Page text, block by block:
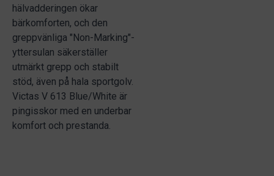
hälvadderingen ökar
bärkomforten, och den
greppvänliga "Non-Marking"-
yttersulan säkerställer
utmärkt grepp och stabilt
stöd, även på hala sportgolv.
Victas V 613 Blue/White är
pingisskor med en underbar
komfort och prestanda.